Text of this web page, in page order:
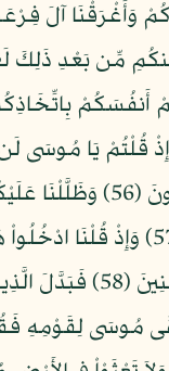
أَنفُسَكُمْ
بَعْدِ مَوْتِكُمْ
كَانُواْ أَنفُسَهُمْ
خَطَايَاكُمْ
اسْتَسْقَى مُوسَى